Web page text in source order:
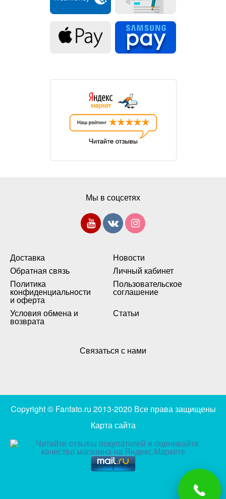
Доставка
Новости
Обратная связь
Личный кабинет
Политика
конфиденциальности
и оферта
Пользовательское
соглашение
Условия обмена и
возврата
Статьи
Мы в соцсетях
Связаться с нами
Copyright © Fanfato.ru 2013-2020 Все права защищены
Карта сайта